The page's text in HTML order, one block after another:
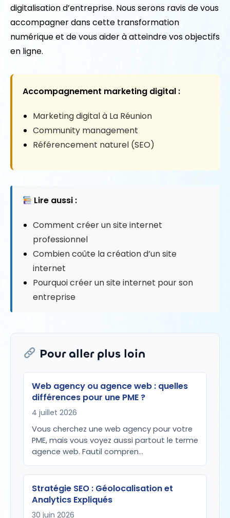
digitalisation d’entreprise. Nous serons ravis de vous
accompagner dans cette transformation
numérique et de vous aider à atteindre vos objectifs
en ligne.
Accompagnement marketing digital :
Marketing digital à La Réunion
Community management
Référencement naturel (SEO)
Lire aussi :
Comment créer un site internet
professionnel
Combien coûte la création d’un site
internet
Pourquoi créer un site internet pour son
entreprise
Pour aller plus loin
Web agency ou agence web : quelles
différences pour une PME ?
4 juillet 2026
Vous cherchez une web agency pour votre
PME, mais vous voyez aussi partout le terme
agence web. Fautil compren…
Stratégie SEO : Géolocalisation et
Analytics Expliqués
30 juin 2026